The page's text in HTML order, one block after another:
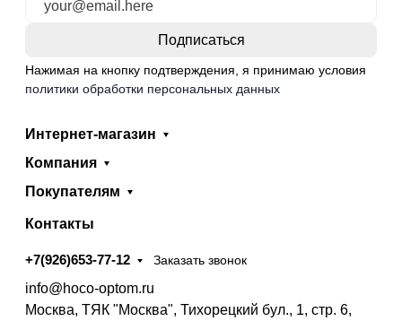
Нажимая на кнопку подтверждения, я принимаю условия
политики обработки персональных данных
Интернет-магазин
Компания
Покупателям
Контакты
+7(926)653-77-12 Заказать звонок
info@hoco-optom.ru
Москва, ТЯК "Москва", Тихорецкий бул., 1, стр. 6,